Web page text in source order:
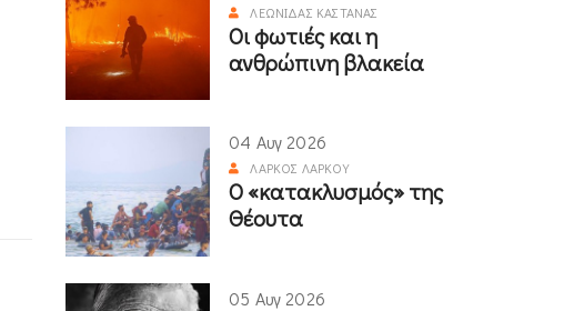
ΛΕΩΝΊΔΑΣ ΚΑΣΤΑΝΆΣ
Οι φωτιές και η
ανθρώπινη βλακεία
04 Αυγ 2026
ΛΆΡΚΟΣ ΛΆΡΚΟΥ
Ο «κατακλυσμός» της
Θέουτα
05 Αυγ 2026